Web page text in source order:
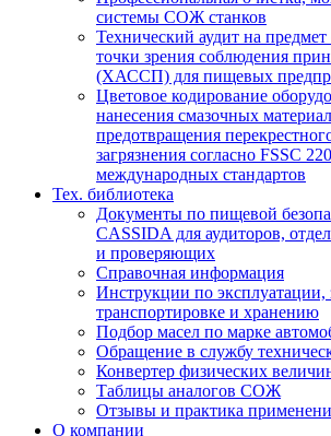
системы СОЖ станков
Технический аудит на
точки зрения соблюдения
(ХАССП) для пищевых
Цветовое кодирование
нанесения смазочных
предотвращения
загрязнения согласно FSSC
международных стандартов
Тех. библиотека
Документы по пищевой
CASSIDA для аудиторов,
и проверяющих
Справочная информация
Инструкции по эксплуатации,
транспортировке и хранению
Подбор масел по марке
Обращение в службу
Конвертер физических
Таблицы аналогов СОЖ
Отзывы и практика
О компании